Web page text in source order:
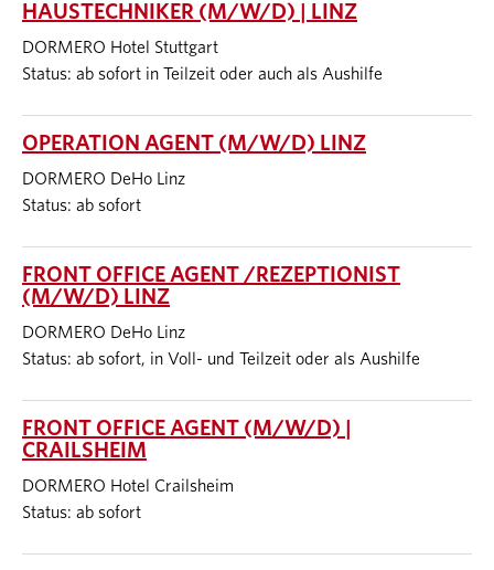
HAUSTECHNIKER (M/W/D) | LINZ
DORMERO Hotel Stuttgart
Status: ab sofort in Teilzeit oder auch als Aushilfe
OPERATION AGENT (M/W/D) LINZ
DORMERO DeHo Linz
Status: ab sofort
FRONT OFFICE AGENT /REZEPTIONIST
(M/W/D) LINZ
DORMERO DeHo Linz
Status: ab sofort, in Voll- und Teilzeit oder als Aushilfe
FRONT OFFICE AGENT (M/W/D) |
CRAILSHEIM
DORMERO Hotel Crailsheim
Status: ab sofort